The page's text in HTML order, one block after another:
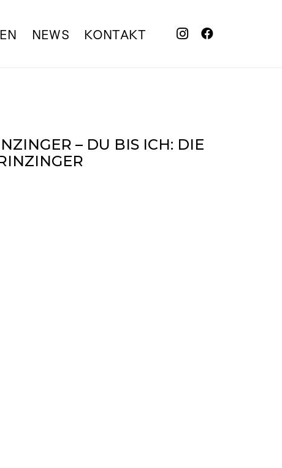
NEWS KONTAKT
– DU BIS ICH: DIE